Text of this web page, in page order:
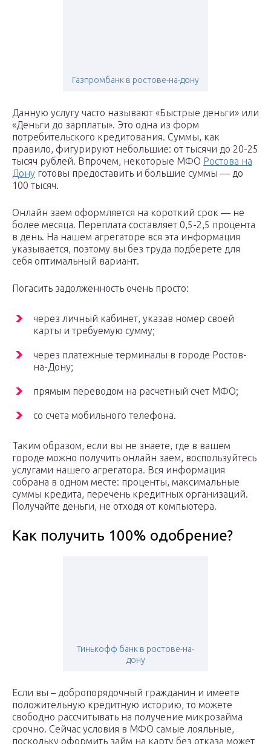
Газпромбанк в ростове-на-дону
Данную услугу часто называют «Быстрые деньги» или
«Деньги до зарплаты». Это одна из форм
потребительского кредитования. Суммы, как
правило, фигурируют небольшие: от тысячи до 20-25
тысяч рублей. Впрочем, некоторые МФО Ростова на
Дону готовы предоставить и большие суммы — до
100 тысяч.
Онлайн заем оформляется на короткий срок — не
более месяца. Переплата составляет 0,5-2,5 процента
в день. На нашем агрегаторе вся эта информация
указывается, поэтому вы без труда подберете для
себя оптимальный вариант.
Погасить задолженность очень просто:
через личный кабинет, указав номер своей
карты и требуемую сумму;
через платежные терминалы в городе Ростов-
на-Дону;
прямым переводом на расчетный счет МФО;
со счета мобильного телефона.
Таким образом, если вы не знаете, где в вашем
городе можно получить онлайн заем, воспользуйтесь
услугами нашего агрегатора. Вся информация
собрана в одном месте: проценты, максимальные
суммы кредита, перечень кредитных организаций.
Получайте деньги, не отходя от компьютера.
Как получить 100% одобрение?
Тинькофф банк в ростове-на-
дону
Если вы – добропорядочный гражданин и имеете
положительную кредитную историю, то можете
свободно рассчитывать на получение микрозайма
срочно. Сейчас условия в МФО самые лояльные,
поскольку оформить займ на карту без отказа может